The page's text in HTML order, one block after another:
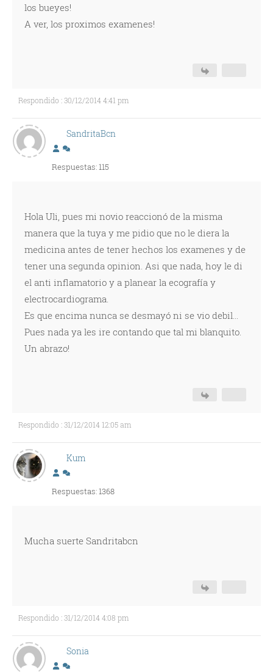
los bueyes!
A ver, los proximos examenes!
Respondido : 30/12/2014 4:41 pm
SandritaBcn
Respuestas: 115
Hola Uli, pues mi novio reaccionó de la misma
manera que la tuya y me pidio que no le diera la
medicina antes de tener hechos los examenes y de
tener una segunda opinion. Asi que nada, hoy le di
el anti inflamatorio y a planear la ecografía y
electrocardiograma.
Es que encima nunca se desmayó ni se vio debil...
Pues nada ya les ire contando que tal mi blanquito.
Un abrazo!
Respondido : 31/12/2014 12:05 am
Kum
Respuestas: 1368
Mucha suerte Sandritabcn
Respondido : 31/12/2014 4:08 pm
Sonia